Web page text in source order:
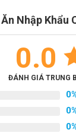
Nhập Khẩu
0.0
ĐÁNH GIÁ TRUNG